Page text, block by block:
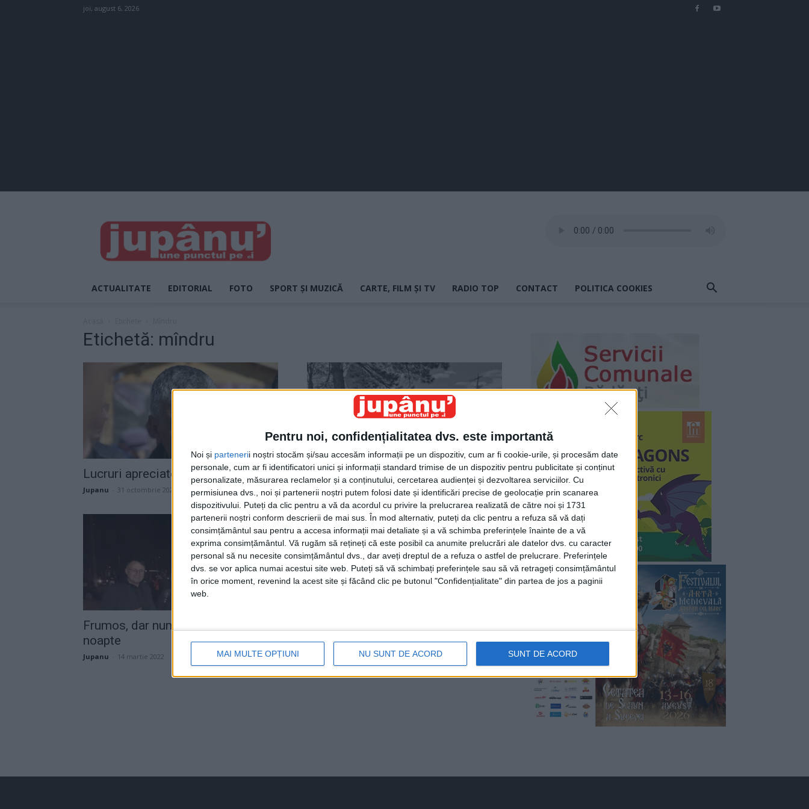
Pentru noi, confidențialitatea dvs. este importantă
Noi și partenerii noștri stocăm și/sau accesăm informații pe un dispozitiv, cum ar fi cookie-urile, și procesăm date
personale, cum ar fi identificatori unici și informații standard trimise de un dispozitiv pentru publicitate și conținut
personalizate, măsurarea reclamelor și a conținutului, cercetarea audienței și dezvoltarea serviciilor. Cu
permisiunea dvs., noi și partenerii noștri putem folosi date și identificări precise de geolocație prin scanarea
dispozitivului. Puteți da clic pentru a vă da acordul cu privire la prelucrarea realizată de către noi și 1731
partenerii noștri conform descrierii de mai sus. În mod alternativ, puteți da clic pentru a refuza să vă dați
consimțământul sau pentru a accesa informații mai detaliate și a vă schimba preferințele înainte de a vă
exprima consimțământul. Vă rugăm să rețineți că este posibil ca anumite prelucrări ale datelor dvs. cu caracter
personal să nu necesite consimțământul dvs., dar aveți dreptul de a refuza o astfel de prelucrare. Preferințele
dvs. se vor aplica numai acestui site web. Puteți să vă schimbați preferințele sau să vă retrageți consimțământul
în orice moment, revenind la acest site și făcând clic pe butonul "Confidențialitate" din partea de jos a paginii
web.
MAI MULTE OPȚIUNI NU SUNT DE ACORD SUNT DE ACORD
joi, august 6, 2026
JUPÂNU'
ACTUALITATE EDITORIAL FOTO SPORT ȘI MUZICĂ CARTE, FILM ȘI TV RADIO TOP CONTACT POLITICA COOKIES
Etichetă: mîndru
Lucruri apreciate chiar de primar
Jupanu 31 octombrie 2024
Salvați adulții
Jupanu - 1 aprilie 2022
Frumos, dar numai pe timp de
noapte
Jupanu 14 martie 2022